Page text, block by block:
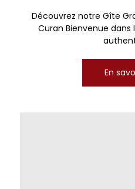
Découvrez notre Gîte
Curan Bienvenue
En